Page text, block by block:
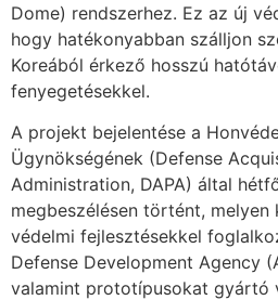
Dome) rendszerhez. Ez az új
hogy hatékonyabban szálljon
Koreából érkező hosszú
fenyegetésekkel.
A projekt bejelentése a
Ügynökségének (Defense
Administration, DAPA) által
megbeszélésen történt, melyen
védelmi fejlesztésekkel
Defense Development Agency
valamint prototípusokat gyártó